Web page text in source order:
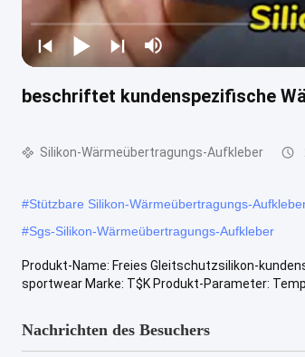
beschriftet kundenspezifische
Silikon-Wärmeübertragungs-Aufkleber
#Stützbare Silikon-Wärmeübertragungs-
#Sgs-Silikon-Wärmeübertragungs-Aufkleber
Produkt-Name: Freies Gleitschutzsilikon-
sportwear Marke: T$K Produkt-Parameter:
Nachrichten des Besuchers